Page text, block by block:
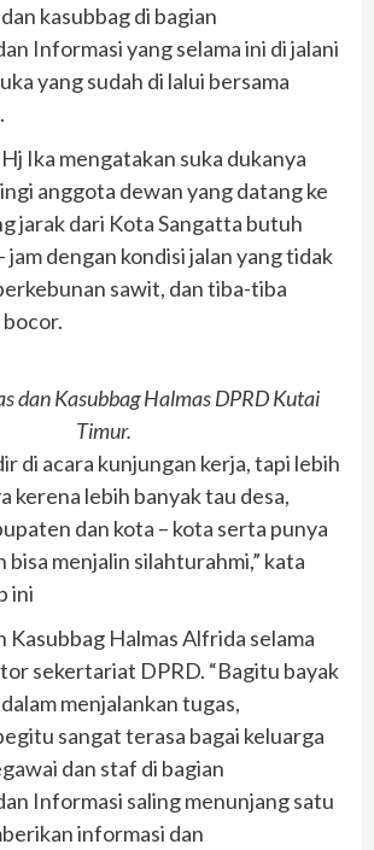
kasubbag di bagian
Informasi yang selama ini di jalani
yang sudah di lalui bersama
Ika mengatakan suka dukanya
anggota dewan yang datang ke
jarak dari Kota Sangatta butuh
jam dengan kondisi jalan yang tidak
sawit, dan tiba-tiba
dan Kasubbag Halmas DPRD Kutai
Timur.
di acara kunjungan kerja, tapi lebih
kerena lebih banyak tau desa,
dan kota – kota serta punya
bisa menjalin silahturahmi,” kata
ini
Kasubbag Halmas Alfrida selama
sekertariat DPRD. “Bagitu bayak
menjalankan tugas,
sangat terasa bagai keluarga
dan staf di bagian
Informasi saling menunjang satu
informasi dan